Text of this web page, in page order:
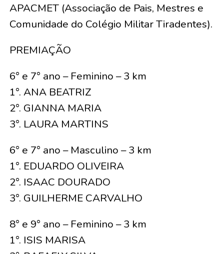
APACMET (Associação de Pais, Mestres e
Comunidade do Colégio Militar Tiradentes).
PREMIAÇÃO
6° e 7° ano – Feminino – 3 km
1°. ANA BEATRIZ
2°. GIANNA MARIA
3°. LAURA MARTINS
6° e 7° ano – Masculino – 3 km
1°. EDUARDO OLIVEIRA
2°. ISAAC DOURADO
3°. GUILHERME CARVALHO
8° e 9° ano – Feminino – 3 km
1°. ISIS MARISA